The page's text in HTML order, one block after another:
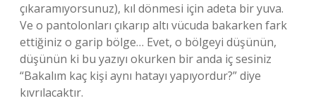
çıkaramıyorsunuz), kıl dönmesi için adeta bir yuva.
Ve o pantolonları çıkarıp altı vücuda bakarken fark
ettiğiniz o garip bölge… Evet, o bölgeyi düşünün,
düşünün ki bu yazıyı okurken bir anda iç sesiniz
“Bakalım kaç kişi aynı hatayı yapıyordur?” diye
kıvrılacaktır.